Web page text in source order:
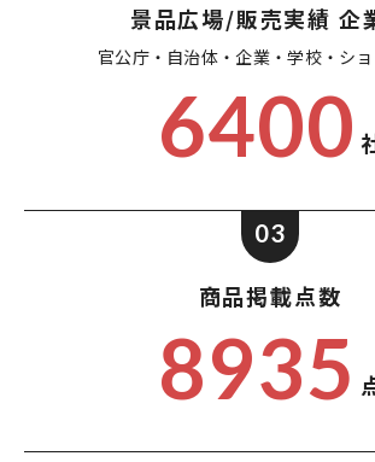
景品広場/販売実績 企
官公庁・自治体・企業・学校・シ
6400
03
商品掲載点数
8935